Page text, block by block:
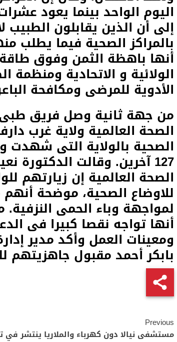
اليوم الواحد بينما يعود
إلى أن الذين يقابلون
بالمراكز الصحية فيما يطلب
أنها باهظة الثمن وفوق
الولائية و الاتحادية ومنظمة
الأدوية للمرضى ومكافحة
من جهة ثانية وصل فريق طبى
الصحة العالمية ولاية غرب
127 آخرين. وقالت
الصحة العالمية إن زيارتهم
للاوضاع الصحية، موضحة
لمواجهة وباء الحمى النزفية.
أنها تواجه نقصا كبيرا فى
ومعينات العمل وأكد مدير
بابكر أحمد مقبول جاهزيتهم
Continue
Previous
مستشفى نيالا دون كهرباء والملاريا ينتشر